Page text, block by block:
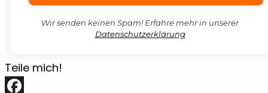
Wir senden keinen Spam! Erfahre mehr in unserer
Datenschutzerklärung
Teile mich!